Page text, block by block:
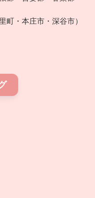
町・本庄市・深谷市）